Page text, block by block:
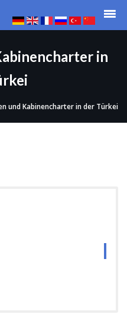
in
und Kabinencharter in der Türkei